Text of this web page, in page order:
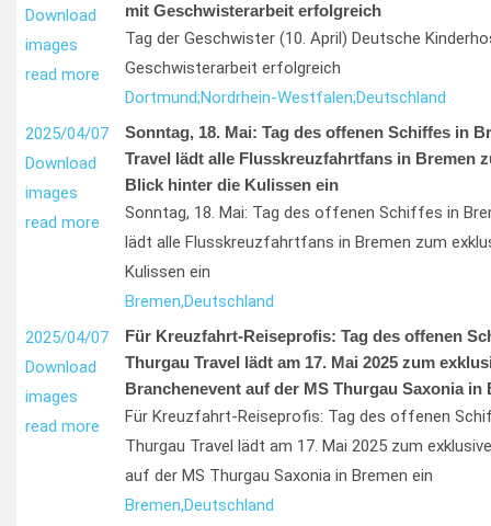
Download
images
read more
mit Geschwisterarbeit erfolgreich
Tag der Geschwister (10. April) Deutsche
Geschwisterarbeit erfolgreich
Dortmund;Nordrhein-Westfalen;Deutschland
2025/04/07
Download
images
read more
Sonntag, 18. Mai: Tag des offenen Schiffes in
Travel lädt alle Flusskreuzfahrtfans in Bremen
Blick hinter die Kulissen ein
Sonntag, 18. Mai: Tag des offenen Schiffes in
lädt alle Flusskreuzfahrtfans in Bremen zum
Kulissen ein
Bremen,Deutschland
2025/04/07
Download
images
read more
Für Kreuzfahrt-Reiseprofis: Tag des offenen
Thurgau Travel lädt am 17. Mai 2025 zum
Branchenevent auf der MS Thurgau Saxonia in
Für Kreuzfahrt-Reiseprofis: Tag des offenen
Thurgau Travel lädt am 17. Mai 2025 zum
auf der MS Thurgau Saxonia in Bremen ein
Bremen,Deutschland